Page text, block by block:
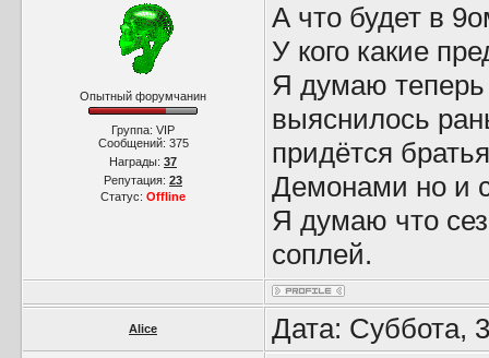
Опытный форумчанин
Группа: VIP
Сообщений: 375
Награды: 37
Репутация: 23
Статус: Offline
А что будет в
У кого какие
Я думаю теперь
выяснилось
придётся
Демонами но и
Я думаю что
соплей.
Alice Дата: Суббота,